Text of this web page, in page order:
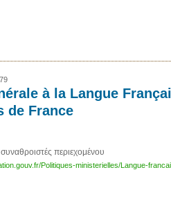
à la Langue
de France
περιεχομένου
Politiques-ministerielles/Langue-